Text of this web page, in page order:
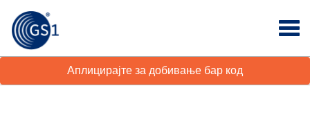
Аплицирајте за добивање бар код